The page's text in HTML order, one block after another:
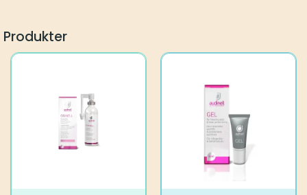
Produkter